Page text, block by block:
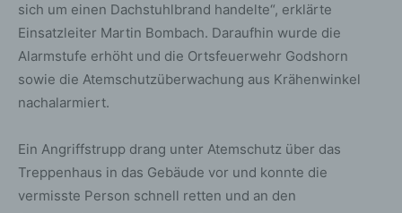
sich um einen Dachstuhlbrand handelte“, erklärte
Einsatzleiter Martin Bombach. Daraufhin wurde die
Alarmstufe erhöht und die Ortsfeuerwehr Godshorn
sowie die Atemschutzüberwachung aus Krähenwinkel
nachalarmiert.
Ein Angriffstrupp drang unter Atemschutz über das
Treppenhaus in das Gebäude vor und konnte die
vermisste Person schnell retten und an den